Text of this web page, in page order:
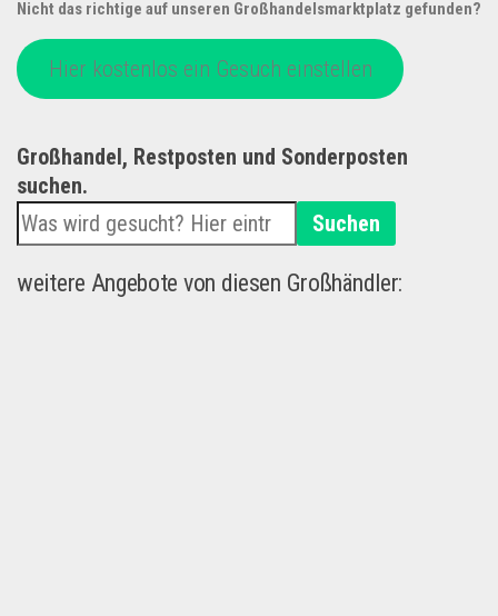
Nicht das richtige auf unseren Großhandelsmarktplatz gefunden?
Hier kostenlos ein Gesuch einstellen
Großhandel, Restposten und Sonderposten
suchen.
Suchen
weitere Angebote von diesen Großhändler: